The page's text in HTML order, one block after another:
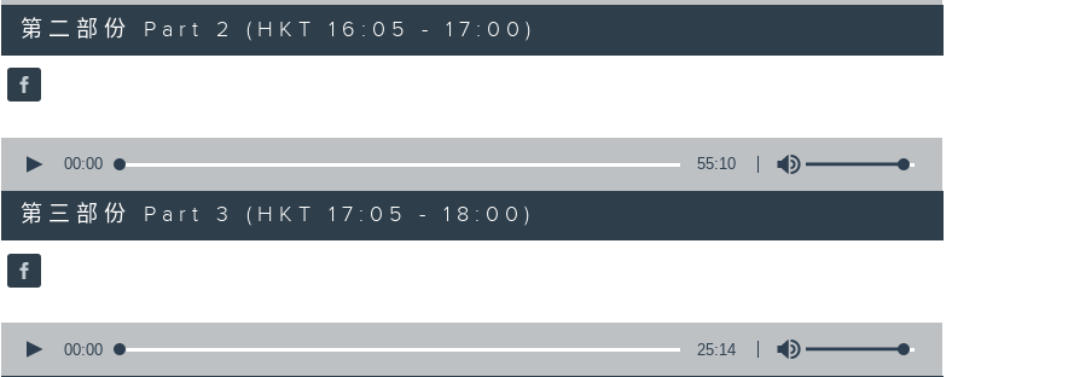
55
minutes,
19
seconds
90%
第二部份 Part 2 (HKT 16:05 - 17:00)
seconds
55
minutes,
10
seconds
90%
00:00 55:10
第三部份 Part 3 (HKT 17:05 - 18:00)
seconds
00:00 25:14